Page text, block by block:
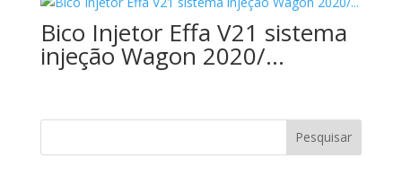
Bico Injetor Effa V21 sistema
injeção Wagon 2020/…
Pesquisar